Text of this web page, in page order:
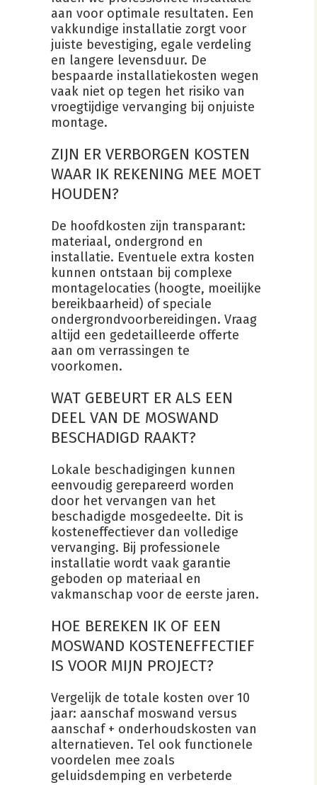
aan voor optimale resultaten. Een
vakkundige installatie zorgt voor
juiste bevestiging, egale verdeling
en langere levensduur. De
bespaarde installatiekosten wegen
vaak niet op tegen het risiko van
vroegtijdige vervanging bij onjuiste
montage.
ZIJN ER VERBORGEN KOSTEN
WAAR IK REKENING MEE MOET
HOUDEN?
De hoofdkosten zijn transparant:
materiaal, ondergrond en
installatie. Eventuele extra kosten
kunnen ontstaan bij complexe
montagelocaties (hoogte, moeilijke
bereikbaarheid) of speciale
ondergrondvoorbereidingen. Vraag
altijd een gedetailleerde offerte
aan om verrassingen te
voorkomen.
WAT GEBEURT ER ALS EEN
DEEL VAN DE MOSWAND
BESCHADIGD RAAKT?
Lokale beschadigingen kunnen
eenvoudig gerepareerd worden
door het vervangen van het
beschadigde mosgedeelte. Dit is
kosteneffectiever dan volledige
vervanging. Bij professionele
installatie wordt vaak garantie
geboden op materiaal en
vakmanschap voor de eerste jaren.
HOE BEREKEN IK OF EEN
MOSWAND KOSTENEFFECTIEF
IS VOOR MIJN PROJECT?
Vergelijk de totale kosten over 10
jaar: aanschaf moswand versus
aanschaf + onderhoudskosten van
alternatieven. Tel ook functionele
voordelen mee zoals
geluidsdemping en verbeterde